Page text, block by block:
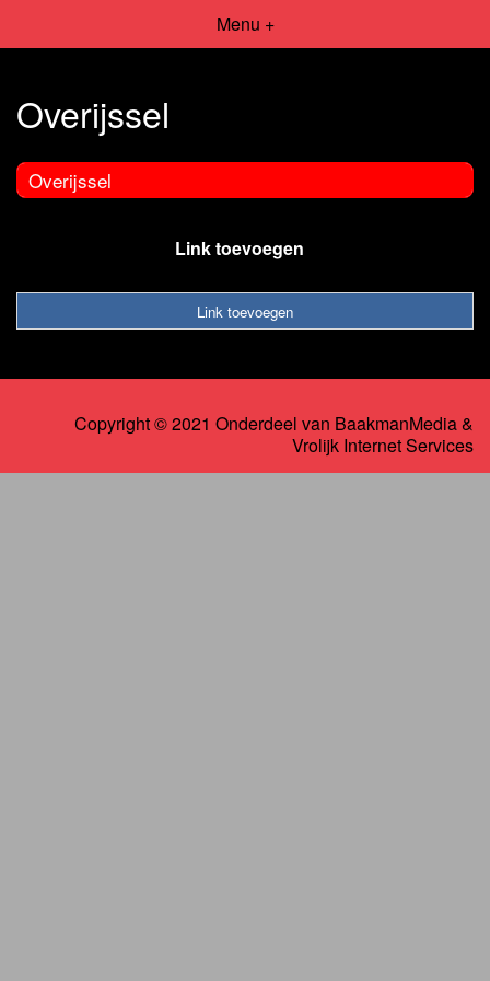
Menu +
Overijssel
Overijssel
Link toevoegen
Link toevoegen
Copyright © 2021 Onderdeel van BaakmanMedia&
Vrolijk Internet Services